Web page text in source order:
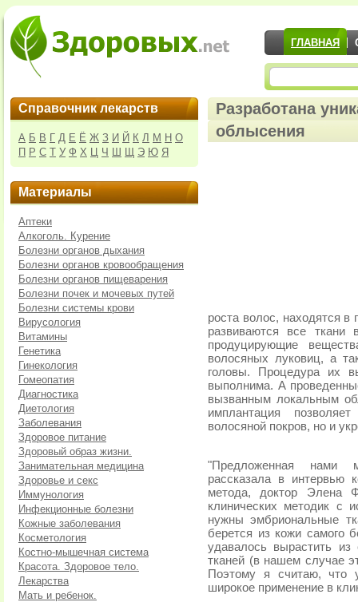
ГЛАВНАЯ
Справочник лекарств
А Б В Г Д Е Ё Ж З И Й К Л М Н О
П Р С Т У Ф Х Ц Ч Ш Щ Э Ю Я
Материалы
Аптеки
Алкоголь. Курение
Болезни органов дыхания
Болезни органов кровообращения
Болезни органов пищеварения
Болезни почек и мочевых путей
Болезни системы крови
Вирусология
Витамины
Генетика
Гинекология
Гомеопатия
Диагностика
Диетология
Заболевания
Здоровое питание
Здоровый образ жизни.
Занимательная медицина
Здоровье и секс
Иммунология
Инфекционные болезни
Кожные заболевания
Косметология
Костно-мышечная система
Красота. Здоровое тело.
Лекарства
Мать и ребенок.
Разработана
облысения
роста волос, находятся
развиваются все ткани
продуцирующие
волосяных луковиц, а
головы. Процедура их
выполнима. А
вызванным локальным
имплантация
волосяной покров, но и
"Предложенная нами
рассказала в интервью
метода, доктор Элена
клинических методик с
нужны эмбриональные
берется из кожи самого
удавалось вырастить из
тканей (в нашем случае
Поэтому я считаю, что
широкое применение в